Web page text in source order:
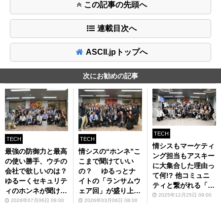
この記事の先頭へ
連載目次へ
ASCII.jpトップへ
次にお勧めの記事
TECH
最強の防御力と最高
の使い勝手、ウチの
会社で欲しいのは？
ゆるーくセキュリテ
ィのホンネが聞ける
交流会再び
2026年07月06日 09:00
TECH
情シスの“ホンネ”こ
こまで聞けていい
の？ ゆるっとナ
イトの「ランサムウ
ェア回」が盛り上が
りすぎた
2026年03月06日 08:00
TECH
情シスもマーケティ
ング担当もアスキー
に大集合した理由っ
て何!? 他コミュニ
ティと繋がれる「ゆ
るっとナイト vol.
2025年12月25日 09:00